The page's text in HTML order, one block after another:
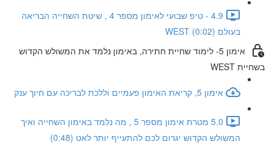
4.9 - טיפ שבועי לאימון מספר 4 , שיטת השחייה הבריאה
בעולם WEST (0:02)
אימון 5- לימוד שחיית חתירה, באימון נלמד את המשולש הקדוש
בשחיית WEST
אימון 5, קריאת האימון פעמיים וללכת לבריכה עם חיוך ענק
5.0 מטרת אימון מספר 5 , מה נלמד באימון השחייה ואיך
המשולש הקדוש יגרום לכם להתעייף יותר לאט (0:48)